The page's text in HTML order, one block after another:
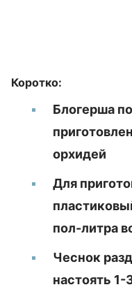
Коротко:
Блогерша
орхидей
Для
пол-литра
Чеснок
настоять 1-